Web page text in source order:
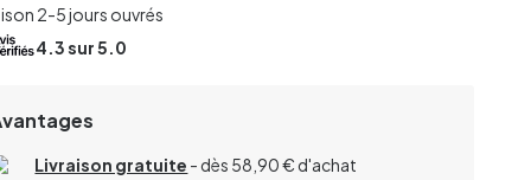
2-5 jours ouvrés
4.3sur 5.0
Livraison gratuite - dès 58,90 € d'achat